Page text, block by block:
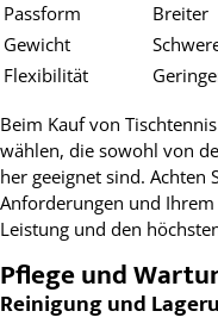
Passform
Breiter
Gewicht
Flexibilität
Beim Kauf von
wählen, die sowohl von
her geeignet sind. Achten
Anforderungen und
Leistung und den
Pflege und
Reinigung und